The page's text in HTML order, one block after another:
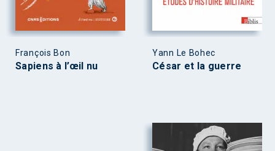
François Bon
Sapiens à l’œil nu
Yann Le Bohec
César et la guerre